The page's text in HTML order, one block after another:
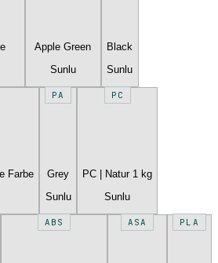
Apple Green
Sunlu
Black
Sunlu
Farbe
PA
Grey
Sunlu
PC
PC | Natur 1 kg
Sunlu
ABS ASA PLA